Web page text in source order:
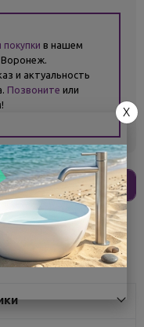
покупки в нашем
Воронеж.
и актуальность
Позвоните или
4 266 ₽x 4 платежа
X